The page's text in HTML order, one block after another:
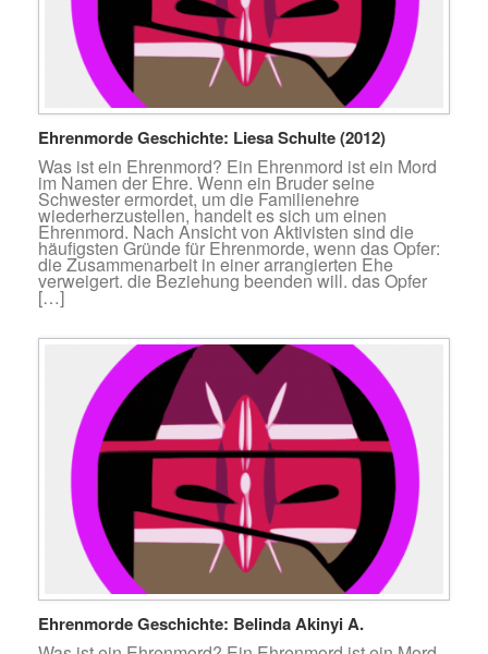
Ehrenmorde Geschichte: Liesa Schulte (2012)
Was ist ein Ehrenmord? Ein Ehrenmord ist ein Mord
im Namen der Ehre. Wenn ein Bruder seine
Schwester ermordet, um die Familienehre
wiederherzustellen, handelt es sich um einen
Ehrenmord. Nach Ansicht von Aktivisten sind die
häufigsten Gründe für Ehrenmorde, wenn das Opfer:
die Zusammenarbeit in einer arrangierten Ehe
verweigert. die Beziehung beenden will. das Opfer
[…]
Ehrenmorde Geschichte: Belinda Akinyi A.